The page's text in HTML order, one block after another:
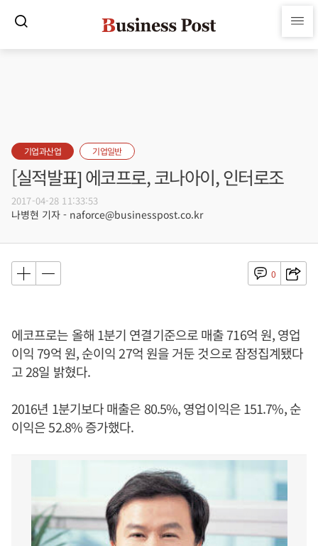
기업과산업 기업일반
[실적발표] 에코프로, 코나아이, 인터로조
2017-04-28 11:33:53
나병현 기자 - naforce@businesspost.co.kr
0
에코프로는 올해 1분기 연결기준으로 매출 716억 원, 영업
이익 79억 원, 순이익 27억 원을 거둔 것으로 잠정집계됐다
고 28일 밝혔다.
2016년 1분기보다 매출은 80.5%, 영업이익은 151.7%, 순
이익은 52.8% 증가했다.